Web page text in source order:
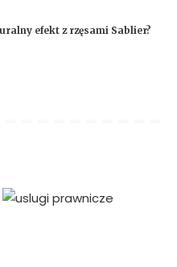
efekt z rzęsami Sablier?